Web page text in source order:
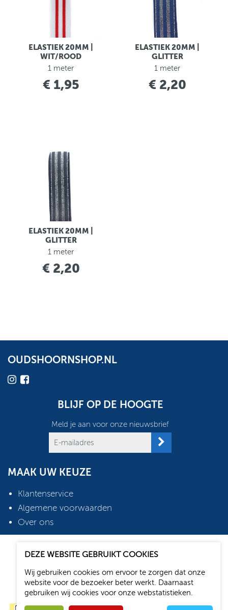
ELASTIEK 20MM |
WIT/ROOD
1 meter
€ 1,95
ELASTIEK 20MM |
GLITTER
1 meter
€ 2,20
ELASTIEK 20MM |
GLITTER
1 meter
€ 2,20
DEZE WEBSITE GEBRUIKT COOKIES
Wij gebruiken cookies om ervoor te zorgen dat onze
website voor de bezoeker beter werkt. Daarnaast
gebruiken wij cookies voor onze webstatistieken.
OUDSHOORNSHOP.NL
BLIJF OP DE HOOGTE
Meld je aan voor onze nieuwsbrief
MAAK UW KEUZE
Klantenservice
Algemene voorwaarden
Over ons
2026 © Oudshoorn Shop
Webdesign: Media Solutions B.V.